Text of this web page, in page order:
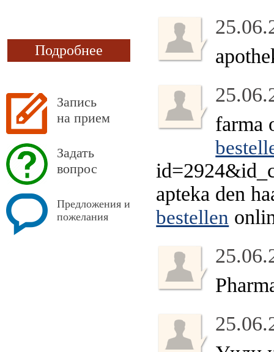
Подробнее
Запись
на прием
Задать
вопрос
Предложения и
пожелания
farma
apteka den
bestellen